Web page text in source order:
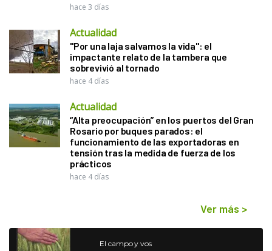
hace 3 días
Actualidad
"Por una laja salvamos la vida": el
impactante relato de la tambera que
sobrevivió al tornado
hace 4 días
Actualidad
“Alta preocupación” en los puertos del Gran
Rosario por buques parados: el
funcionamiento de las exportadoras en
tensión tras la medida de fuerza de los
prácticos
hace 4 días
Ver más >
El campo y vos